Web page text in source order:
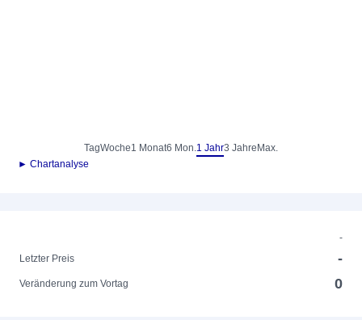
TagWoche1 Monat6 Mon.1 Jahr3 Jahre Max.
► Chartanalyse
-
Letzter Preis
-
Veränderung zum Vortag 0